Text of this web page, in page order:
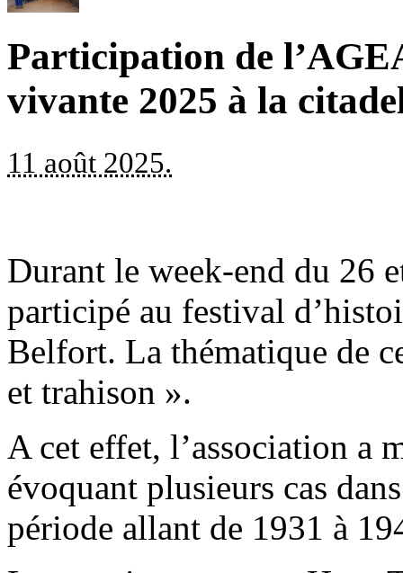
Participation de
vivante 2025 à la
11 août 2025.
Durant le week-end du 26
participé au festival
Belfort. La thématique de
et trahison ».
A cet effet, l’association a
évoquant plusieurs cas
période allant de 1931 à